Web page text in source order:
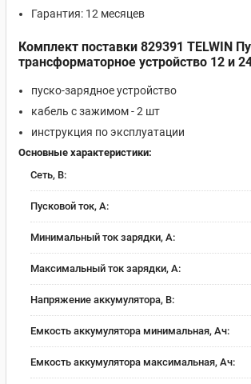
Гарантия: 12 месяцев
Комплект поставки 829391 TELWIN
трансформаторное устройство 12 и
пуско-зарядное устройство
кабель с зажимом - 2 шт
инструкция по эксплуатации
Основные характеристики:
Сеть, В:
Пусковой ток, A:
Минимальный ток зарядки, А:
Максимальный ток зарядки, А:
Напряжение аккумулятора, В:
Емкость аккумулятора минимальная, Ач:
Емкость аккумулятора максимальная, Ач: